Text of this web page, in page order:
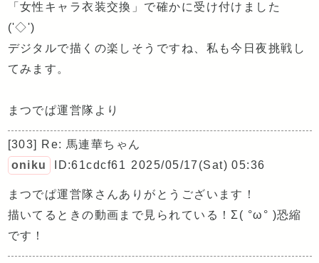
「女性キャラ衣装交換」で確かに受け付けました
('◇')ゞ
デジタルで描くの楽しそうですね、私も今日夜挑戦し
てみます。
まつでぱ運営隊より
[303] Re: 馬連華ちゃん
oniku
ID:61cdcf61 2025/05/17(Sat) 05:36
まつでぱ運営隊さんありがとうございます！
描いてるときの動画まで見られている！Σ( °ω° )恐縮
です！